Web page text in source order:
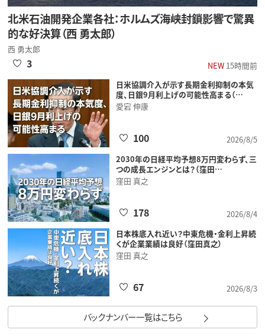
北米石油開発企業各社：ホルムズ海峡封鎖影響で驚異
的な好決算（西 勇太郎）
西 勇太郎
NEW15時間前
3
日米協調介入が示す長期金利抑制の本気
度、日銀9月利上げの可能性高まる（…
愛宕 伸康
2026/8/5
100
2030年の日経平均予想8万円変わらず、三
つの成長エンジンとは？（窪田…
窪田 真之
2026/8/4
178
日本株底入れ近い？中東危機・金利上昇続
くが企業業績は良好（窪田真之）
窪田 真之
2026/8/3
67
バックナンバー一覧はこちら